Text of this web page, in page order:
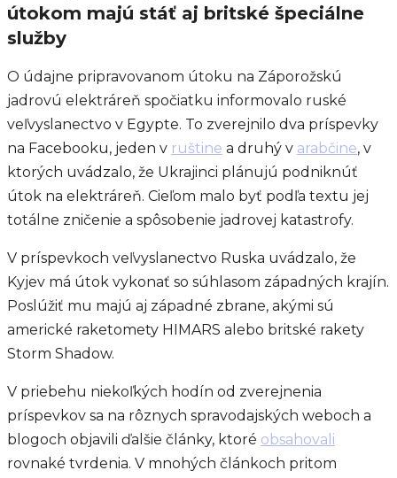
útokom majú stáť aj britské špeciálne
služby
O údajne pripravovanom útoku na Záporožskú
jadrovú elektráreň spočiatku informovalo ruské
veľvyslanectvo v Egypte. To zverejnilo dva príspevky
na Facebooku, jeden v ruštine a druhý v arabčine, v
ktorých uvádzalo, že Ukrajinci plánujú podniknúť
útok na elektráreň. Cieľom malo byť podľa textu jej
totálne zničenie a spôsobenie jadrovej katastrofy.
V príspevkoch veľvyslanectvo Ruska uvádzalo, že
Kyjev má útok vykonať so súhlasom západných krajín.
Poslúžiť mu majú aj západné zbrane, akými sú
americké raketomety HIMARS alebo britské rakety
Storm Shadow.
V priebehu niekoľkých hodín od zverejnenia
príspevkov sa na rôznych spravodajských weboch a
blogoch objavili ďalšie články, ktoré obsahovali
rovnaké tvrdenia. V mnohých článkoch pritom